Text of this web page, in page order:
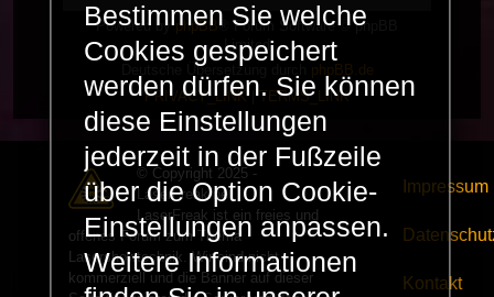
Powered byphpBB ® Forum Software © phpBB
Limited
Deutsche Übersetzung durch phpBB.de
PRIVACY_LINK|TERMS_LINK
© Copyright 2025 -
LaserFreak.net
LaserFreak ist ein freies und
offenes Forum zum Thema
Lasershowtechnik. Wir sind nicht
kommerziell und die Banner auf dieser
Impressum
Kontakt
Bestimmen Sie welche
Cookies gespeichert
werden dürfen. Sie können
diese Einstellungen
jederzeit in der Fußzeile
über die Option Cookie-
Einstellungen anpassen.
Weitere Informationen